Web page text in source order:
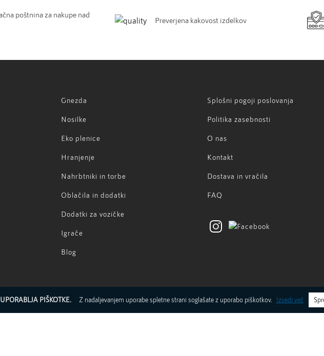
poštnina za nakupe nad
Preverjena kakovost izdelkov
Gnezda
Nosilke
Eko plenice
Hranjenje
Nahrbtniki in torbe
Oblačila in dodatki
Dodatki za vozičke
Igrače
Blog
Splošni pogoji poslovanja
Politika zasebnosti
O nas
Kontakt
Dostava in vračila
FAQ
PIŠKOTKE. Z nadaljevanjem uporabe spletne strani soglašate z uporabo piškotkov. Izvedi več